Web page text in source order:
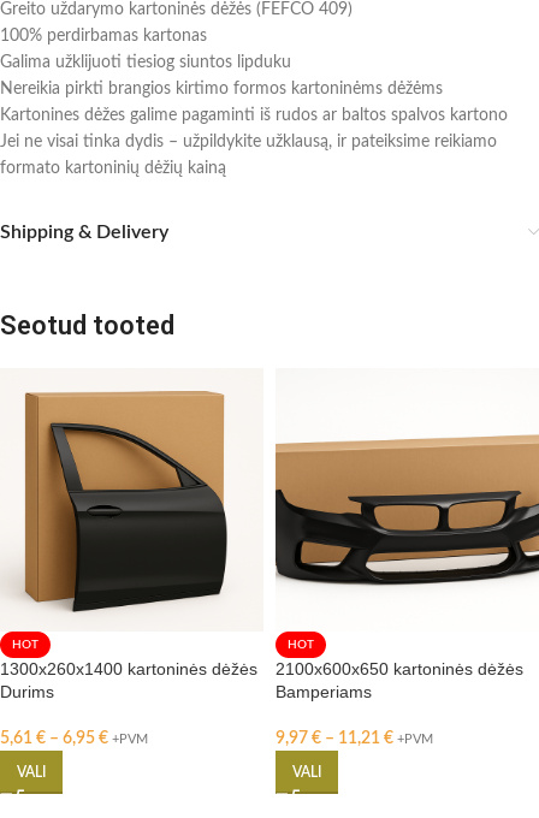
Greito uždarymo kartoninės dėžės (FEFCO 409)
100% perdirbamas kartonas
Galima užklijuoti tiesiog siuntos lipduku
Nereikia pirkti brangios kirtimo formos kartoninėms dėžėms
Kartonines dėžes galime pagaminti iš rudos ar baltos spalvos kartono
Jei ne visai tinka dydis – užpildykite užklausą, ir pateiksime reikiamo
formato kartoninių dėžių kainą
Shipping & Delivery
Seotud tooted
HOT
1300x260x1400 kartoninės dėžės
Durims
5,61 € – 6,95 € +PVM
VALI
HOT
2100x600x650 kartoninės dėžės
Bamperiams
9,97 € – 11,21 € +PVM
VALI